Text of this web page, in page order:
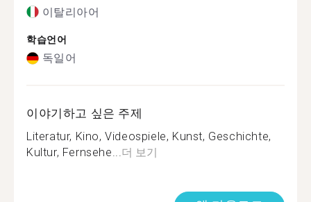
이탈리아어
학습언어
독일어
이야기하고 싶은 주제
Literatur, Kino, Videospiele, Kunst, Geschichte,
Kultur, Fernsehe...더 보기